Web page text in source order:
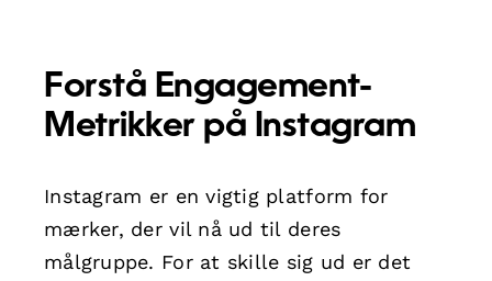
Forstå Engagement-
Metrikker på Instagram
Instagram er en vigtig platform for
mærker, der vil nå ud til deres
målgruppe. For at skille sig ud er det